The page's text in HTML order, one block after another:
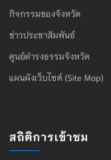
กิจกรรมของจังหวัด
ข่าวประชาสัมพันธ์
ศูนย์ดำรงธรรมจังหวัด
แผนผังเว็บไซต์ (Site Map)
สถิติการเข้าชม